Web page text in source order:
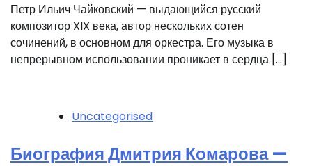
Петр Ильич Чайковский — выдающийся русский
композитор XIX века, автор нескольких сотен
сочинений, в основном для оркестра. Его музыка в
непрерывном использовании проникает в сердца […]
Uncategorised
Биография Дмитрия Комарова —